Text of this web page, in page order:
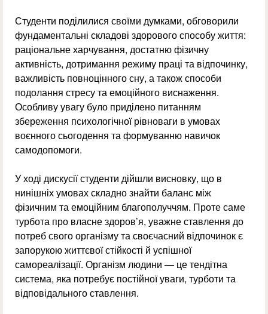
Студенти поділилися своїми думками, обговорили
фундаментальні складові здорового способу життя:
раціональне харчування, достатню фізичну
активність, дотримання режиму праці та відпочинку,
важливість повноцінного сну, а також способи
подолання стресу та емоційного виснаження.
Особливу увагу було приділено питанням
збереження психологічної рівноваги в умовах
воєнного сьогодення та формуванню навичок
самодопомоги.
У ході дискусії студенти дійшли висновку, що в
нинішніх умовах складно знайти баланс між
фізичним та емоційним благополуччям. Проте саме
турбота про власне здоров’я, уважне ставлення до
потреб свого організму та своєчасний відпочинок є
запорукою життєвої стійкості й успішної
самореалізації. Організм людини — це тендітна
система, яка потребує постійної уваги, турботи та
відповідального ставлення.